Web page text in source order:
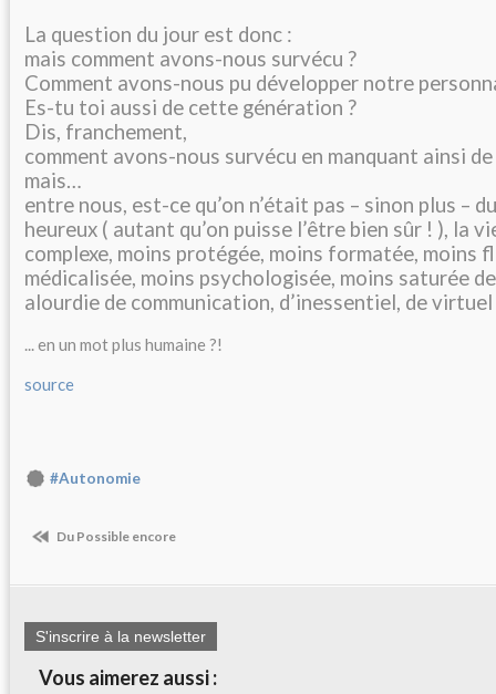
La question du jour est donc :
mais comment avons-nous survécu ?
Comment avons-nous pu développer notre
Es-tu toi aussi de cette génération ?
Dis, franchement,
comment avons-nous survécu en manquant ainsi
mais…
entre nous, est-ce qu’on n’était pas – sinon plus –
heureux ( autant qu’on puisse l’être bien sûr ! ), la
complexe, moins protégée, moins formatée, moins
médicalisée, moins psychologisée, moins saturée
alourdie de communication, d’inessentiel, de virtuel
... en un mot plus humaine ?!
source
#Autonomie
Du Possible encore
S'inscrire à la newsletter
Vous aimerez aussi :